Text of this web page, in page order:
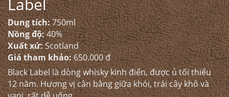
Label
Dung tích:750ml
Nồng độ:40%
Xuất xứ:Scotland
Giá tham khảo:650.000 đ
Black Label là dòng whisky kinh điển, được ủ tối thiểu
12 năm. Hương vị cân bằng giữa khói, trái cây khô và